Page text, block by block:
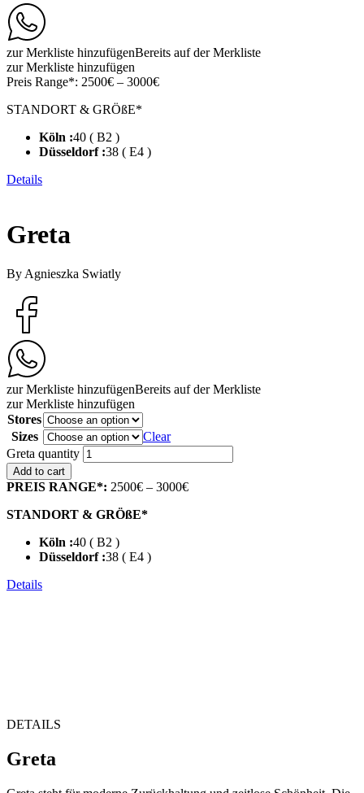
zur Merkliste hinzufügenBereits auf der Merkliste
zur Merkliste hinzufügen
Preis Range*: 2500€ – 3000€
STANDORT & GRÖßE*
Köln :40 ( B2 )
Düsseldorf :38 ( E4 )
Details
Greta
By Agnieszka Swiatly
zur Merkliste hinzufügenBereits auf der Merkliste
zur Merkliste hinzufügen
Stores
Sizes
Clear
Greta quantity
Add to cart
PREIS RANGE*: 2500€ – 3000€
STANDORT & GRÖßE*
Köln :40 ( B2 )
Düsseldorf :38 ( E4 )
Details
DETAILS
Greta